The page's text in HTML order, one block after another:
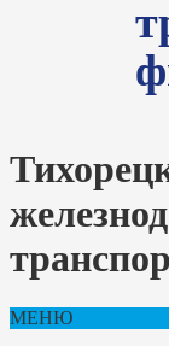
МЕНЮ